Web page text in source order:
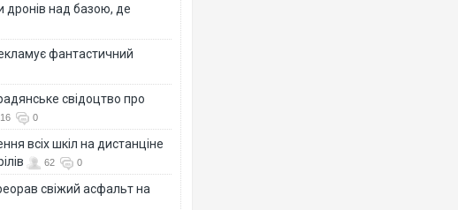
дронів над базою, де
фантастичний
свідоцтво про
0
всіх шкіл на дистанціне
62 0
свіжий асфальт на